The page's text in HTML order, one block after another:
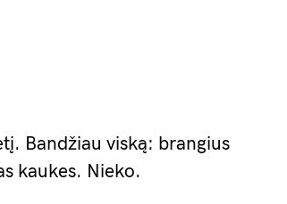
Bandžiau viską: brangius
kaukes. Nieko.